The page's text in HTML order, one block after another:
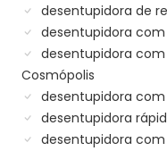
desentupidora de
desentupidora
desentupidora
Cosmópolis
desentupidora
desentupidora
desentupidora